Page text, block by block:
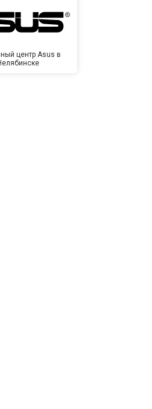
центр Asus в